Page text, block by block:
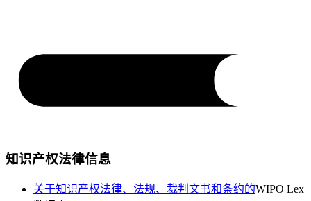
知识产权法律信息
关于知识产权法律、法规、裁判文书和条约的WIPO Lex